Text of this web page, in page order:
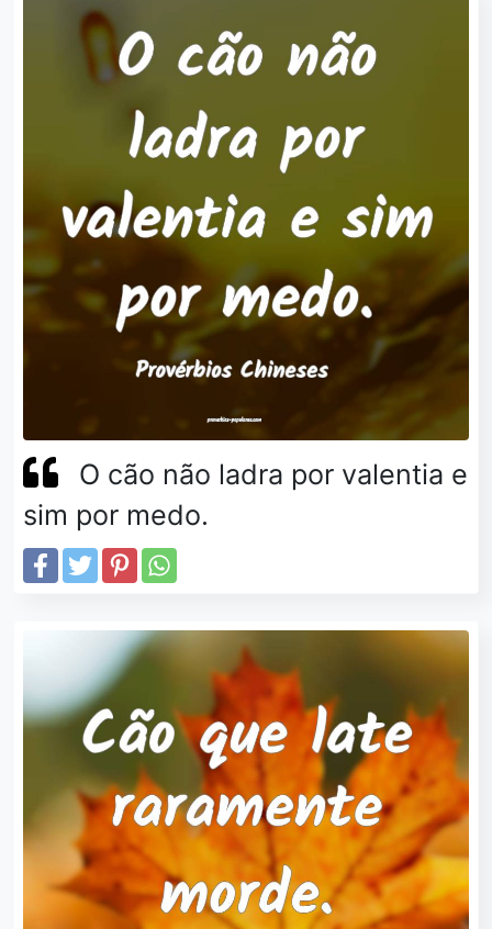
O cão não ladra por valentia e
sim por medo.